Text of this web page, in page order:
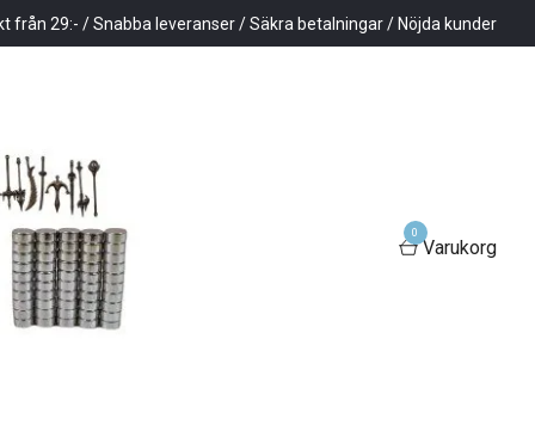
från 29:- / Snabba leveranser / Säkra betalningar / Nöjda kunder
0
Varukorg